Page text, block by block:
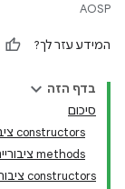
AOSP
המידע עזר לך?
בדף הזה
סיכום
‫constructors ציבוריים
‫methods ציבוריים
‫constructors ציבוריים